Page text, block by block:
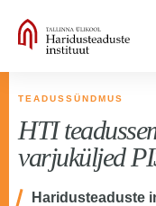
TEADUSSÜNDMUS
HTI
varjuküljed
Haridusteaduste